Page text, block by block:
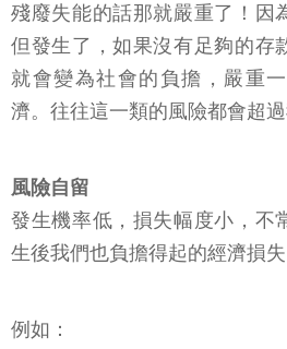
殘廢失能的話那就嚴重了！因
但發生了，如果沒有足夠的存
就會變為社會的負擔，嚴重
濟。往往這一類的風險都會超過
風險自留
發生機率低，損失幅度小，不
生後我們也負擔得起的經濟損失
例如：